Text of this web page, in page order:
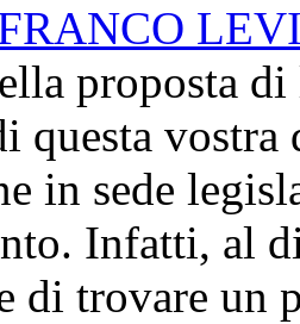
proposta
questa
in sede
Infatti, al
di trovare